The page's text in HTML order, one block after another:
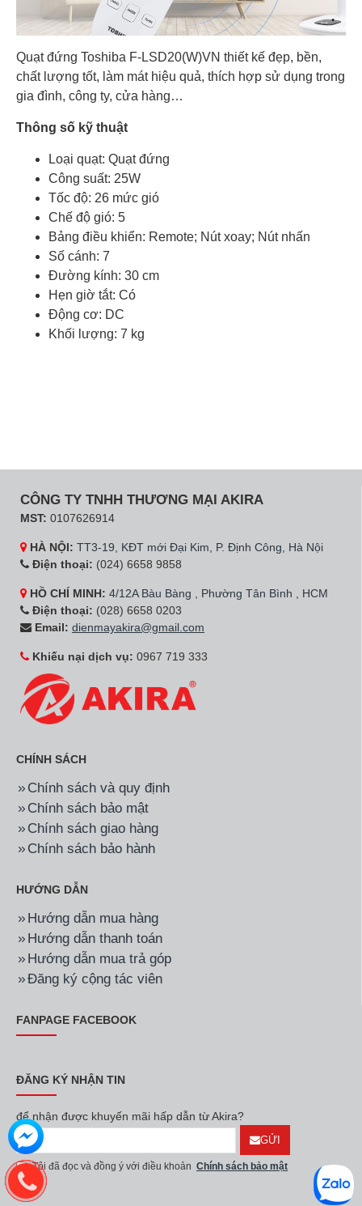
Quạt đứng Toshiba F-LSD20(W)VN thiết kế đẹp, bền,
chất lượng tốt, làm mát hiệu quả, thích hợp sử dụng trong
gia đình, công ty, cửa hàng…
Thông số kỹ thuật
Loại quạt: Quạt đứng
Công suất: 25W
Tốc độ: 26 mức gió
Chế độ gió: 5
Bảng điều khiển: Remote; Nút xoay; Nút nhấn
Số cánh: 7
Đường kính: 30 cm
Hẹn giờ tắt: Có
Động cơ: DC
Khối lượng: 7 kg
CÔNG TY TNHH THƯƠNG MẠI AKIRA
MST: 0107626914
HÀ NỘI: TT3-19, KĐT mới Đại Kim, P. Định Công, Hà Nội
Điện thoại: (024) 6658 9858
HỒ CHÍ MINH: 4/12A Bàu Bàng , Phường Tân Bình , HCM
Điện thoại: (028) 6658 0203
Email: dienmayakira@gmail.com
Khiếu nại dịch vụ: 0967 719 333
CHÍNH SÁCH
Chính sách và quy định
Chính sách bảo mật
Chính sách giao hàng
Chính sách bảo hành
HƯỚNG DẪN
Hướng dẫn mua hàng
Hướng dẫn thanh toán
Hướng dẫn mua trả góp
Đăng ký cộng tác viên
FANPAGE FACEBOOK
ĐĂNG KÝ NHẬN TIN
để nhận được khuyến mãi hấp dẫn từ Akira?
GỬI
Tôi đã đọc và đồng ý với điều khoản Chính sách bảo mật